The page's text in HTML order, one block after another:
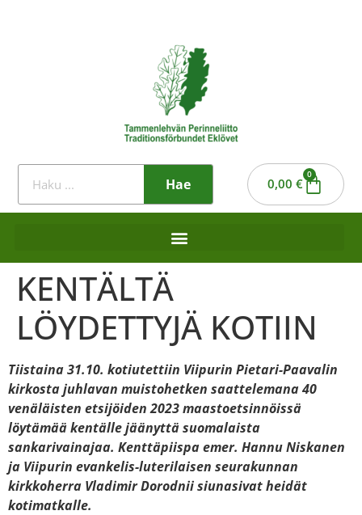
Hae 0,00 €
0
KENTÄLTÄ
LÖYDETTYJÄ KOTIIN
Tiistaina 31.10. kotiutettiin Viipurin Pietari-Paavalin
kirkosta juhlavan muistohetken saattelemana 40
venäläisten etsijöiden 2023 maastoetsinnöissä
löytämää kentälle jäänyttä suomalaista
sankarivainajaa. Kenttäpiispa emer. Hannu Niskanen
ja Viipurin evankelis-luterilaisen seurakunnan
kirkkoherra Vladimir Dorodnii siunasivat heidät
kotimatkalle.